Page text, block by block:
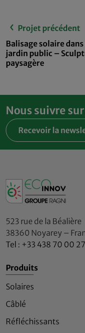
Projet précédent
Balisage solaire dans
jardin public –
paysagère
Nous suivre
Recevoir la
523 rue de la Béalière
38360 Noyarey –
Tel : +33 438 70 00 27
Produits
Solaires
Câblé
Réfléchissants